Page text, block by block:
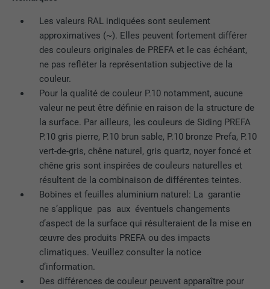
Les valeurs RAL indiquées sont seulement
approximatives (~). Elles peuvent fortement différer
des couleurs originales de PREFA et le cas échéant,
ne pas refléter la représentation subjective de la
couleur.
Pour la qualité de couleur P.10 notamment, aucune
valeur ne peut être définie en raison de la structure de
la surface. Par ailleurs, les couleurs de Siding PREFA
P.10 gris pierre, P.10 brun sable, P.10 bronze Prefa, P.10
vert-de-gris, chêne naturel, gris quartz, noyer foncé et
chêne gris sont inspirées de couleurs naturelles et
résultent de la combinaison de différentes teintes.
Bobines et feuilles aluminium naturel: La garantie
ne s’applique pas aux éventuels changements
d’aspect de la surface qui résulteraient de la mise en
œuvre des produits PREFA ou des impacts
climatiques. Veuillez consulter la notice
d’information.
Des différences de couleur peuvent apparaître pour